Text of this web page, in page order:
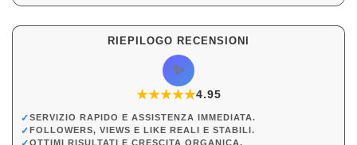
RIEPILOGO RECENSIONI
✨
★★★★★
★4.95
✓SERVIZIO RAPIDO E ASSISTENZA IMMEDIATA.
✓FOLLOWERS, VIEWS E LIKE REALI E STABILI.
OTTIMI RISULTATI E CRESCITA ORGANICA.